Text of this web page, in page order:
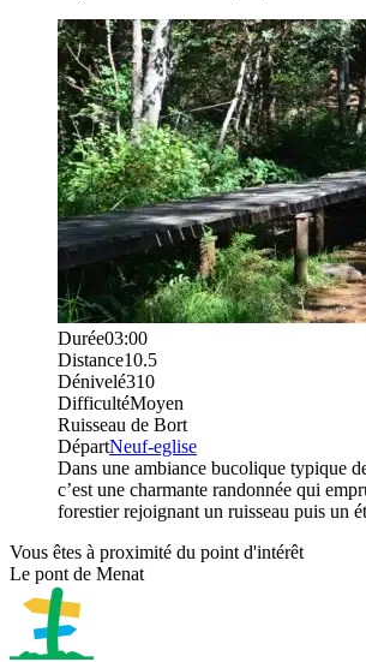
Durée03:00
Distance10.5
Dénivelé310
DifficultéMoyen
Ruisseau de Bort
DépartNeuf-eglise
Dans une ambiance bucolique typique
c’est une charmante randonnée qui
forestier rejoignant un ruisseau puis un
Vous êtes à proximité du point d'intérêt
Le pont de Menat